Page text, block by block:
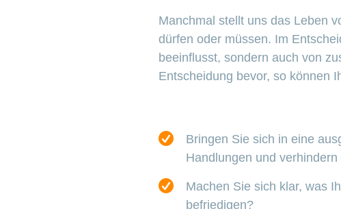
Manchmal stellt uns das Leben
dürfen oder müssen. Im
beeinflusst, sondern auch von
Entscheidung bevor, so können
Bringen Sie sich in eine
Handlungen und
Machen Sie sich klar, was
befriedigen?